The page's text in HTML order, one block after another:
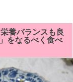
養バランスも良
をなるべく食べ